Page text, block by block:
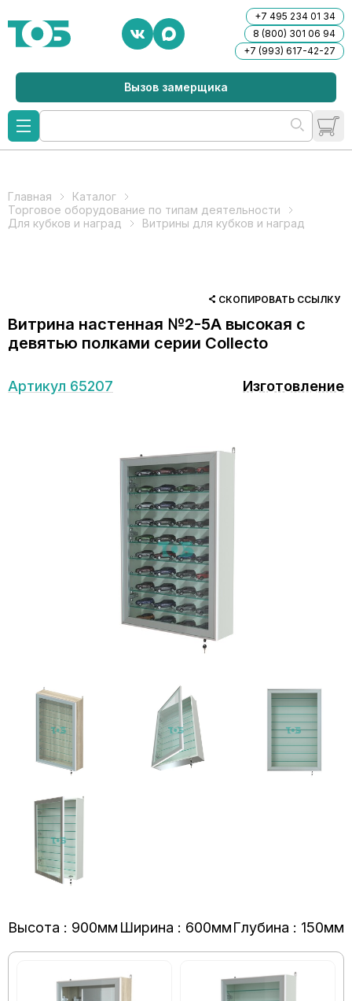
+7 495 234 01 34
8 (800) 301 06 94
+7 (993) 617-42-27
Вызов замерщика
Главная
Каталог
Торговое оборудование по типам деятельности
Для кубков и наград
Витрины для кубков и наград
СКОПИРОВАТЬ ССЫЛКУ
Витрина настенная №2-5А высокая с
девятью полками серии Collecto
Артикул 65207 Изготовление
Высота : 900мм Ширина : 600ммГлубина : 150мм